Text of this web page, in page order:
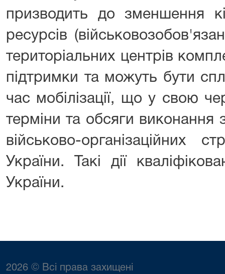
призводить до зменшення
ресурсів
територіальних центрів
підтримки та можуть бути
час мобілізації, що у свою
терміни та обсяги виконання
військово-організаційних
України. Такі дії
України.
2026 © Всі права захищені